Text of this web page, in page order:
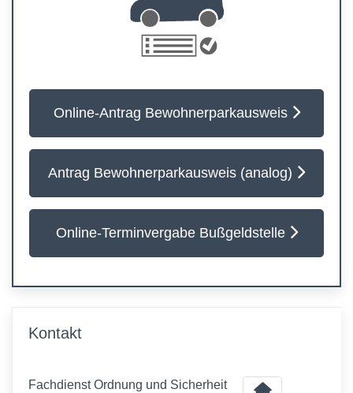
Online-Antrag Bewohnerparkausweis
Antrag Bewohnerparkausweis (analog)
Online-Terminvergabe Bußgeldstelle
Kontakt
Fachdienst Ordnung und Sicherheit